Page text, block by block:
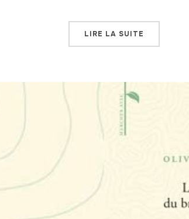
LIRE LA SUITE